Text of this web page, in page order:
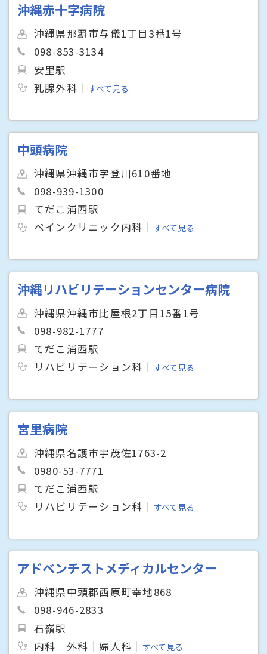
沖縄赤十字病院
沖縄県那覇市与儀1丁目3番1号
098-853-3134
安里駅
乳腺外科
すべて見る
中頭病院
沖縄県沖縄市字登川610番地
098-939-1300
てだこ浦西駅
ペインクリニック内科
すべて見る
沖縄リハビリテーションセンター病院
沖縄県沖縄市比屋根2丁目15番1号
098-982-1777
てだこ浦西駅
リハビリテーション科
すべて見る
宮里病院
沖縄県名護市宇茂佐1763-2
0980-53-7771
てだこ浦西駅
リハビリテーション科
すべて見る
アドベンチストメディカルセンター
沖縄県中頭郡西原町幸地868
098-946-2833
石嶺駅
内科
外科 婦人科 すべて見る